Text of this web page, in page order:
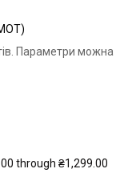
Параметри можна
through ₴1,299.00